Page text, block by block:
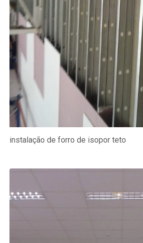
instalação de forro de isopor teto